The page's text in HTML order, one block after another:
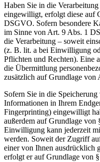
Haben Sie in die
eingewilligt, erfolgt diese auf
DSGVO. Sofern besondere
im Sinne von Art. 9 Abs. 1
die Verarbeitung – soweit
(z. B. lit. a bei Einwilligung
Pflichten und Rechten). Eine
die Übermittlung
zusätzlich auf Grundlage
Sofern Sie in die
Informationen in Ihrem
Fingerprinting) eingewilligt
außerdem auf Grundlage
Einwilligung kann jederzeit
werden. Soweit der Zugriff
einer von Ihnen ausdrücklich
erfolgt er auf Grundlage von